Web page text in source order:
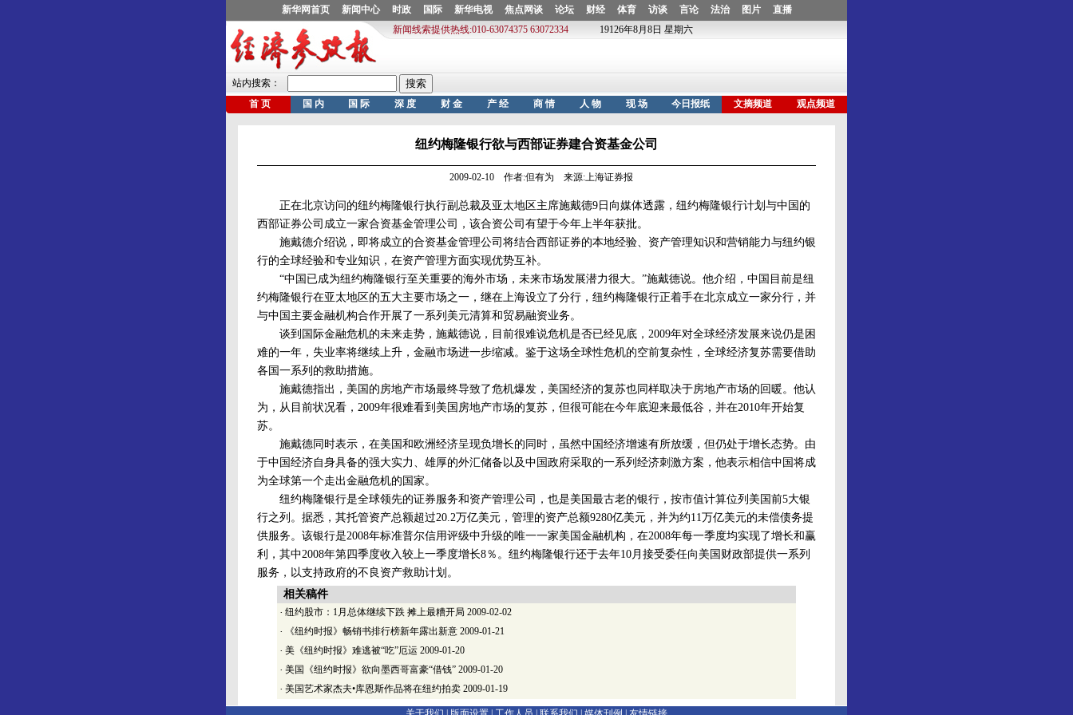
纽约梅隆银行欲与西部证券建合资基金公司
2009-02-10 作者:但有为 来源:上海证券报
正在北京访问的纽约梅隆银行执行副总裁及亚太地区主席施戴德9日向媒体透露，纽约梅隆银行计划与中国的
西部证券公司成立一家合资基金管理公司，该合资公司有望于今年上半年获批。
施戴德介绍说，即将成立的合资基金管理公司将结合西部证券的本地经验、资产管理知识和营销能力与纽约银
行的全球经验和专业知识，在资产管理方面实现优势互补。
“中国已成为纽约梅隆银行至关重要的海外市场，未来市场发展潜力很大。”施戴德说。他介绍，中国目前是纽
约梅隆银行在亚太地区的五大主要市场之一，继在上海设立了分行，纽约梅隆银行正着手在北京成立一家分行，并
与中国主要金融机构合作开展了一系列美元清算和贸易融资业务。
谈到国际金融危机的未来走势，施戴德说，目前很难说危机是否已经见底，2009年对全球经济发展来说仍是困
难的一年，失业率将继续上升，金融市场进一步缩减。鉴于这场全球性危机的空前复杂性，全球经济复苏需要借助
各国一系列的救助措施。
施戴德指出，美国的房地产市场最终导致了危机爆发，美国经济的复苏也同样取决于房地产市场的回暖。他认
为，从目前状况看，2009年很难看到美国房地产市场的复苏，但很可能在今年底迎来最低谷，并在2010年开始复
苏。
施戴德同时表示，在美国和欧洲经济呈现负增长的同时，虽然中国经济增速有所放缓，但仍处于增长态势。由
于中国经济自身具备的强大实力、雄厚的外汇储备以及中国政府采取的一系列经济刺激方案，他表示相信中国将成
为全球第一个走出金融危机的国家。
纽约梅隆银行是全球领先的证券服务和资产管理公司，也是美国最古老的银行，按市值计算位列美国前5大银
行之列。据悉，其托管资产总额超过20.2万亿美元，管理的资产总额9280亿美元，并为约11万亿美元的未偿债务提
供服务。该银行是2008年标准普尔信用评级中升级的唯一一家美国金融机构，在2008年每一季度均实现了增长和赢
利，其中2008年第四季度收入较上一季度增长8％。纽约梅隆银行还于去年10月接受委任向美国财政部提供一系列
服务，以支持政府的不良资产救助计划。
相关稿件
· 纽约股市：1月总体继续下跌 摊上最糟开局 2009-02-02
· 《纽约时报》畅销书排行榜新年露出新意 2009-01-21
· 美《纽约时报》难逃被“吃”厄运 2009-01-20
· 美国《纽约时报》欲向墨西哥富豪“借钱” 2009-01-20
· 美国艺术家杰夫•库恩斯作品将在纽约拍卖 2009-01-19